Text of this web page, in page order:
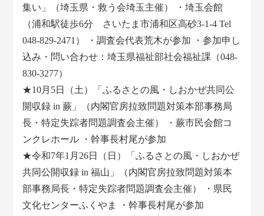
集い」（埼玉県・救う会埼玉主催） ・埼玉会館
（浦和駅徒歩6分 さいたま市浦和区高砂3-1-4 Tel
048-829-2471） ・調査会代表荒木が参加 ・参加申し
込み・問い合わせ：埼玉県福祉部社会福祉課（048-
830-3277）
★10月5日（土）「ふるさとの風・しおかぜ共同公
開収録 in 蕨」（内閣官房拉致問題対策本部事務局
長・特定失踪者問題調査会主催） ・蕨市民会館コ
ンクレホール ・幹事長村尾が参加
★令和7年1月26日（日）「ふるさとの風・しおかぜ
共同公開収録 in 福山」（内閣官房拉致問題対策本
部事務局長・特定失踪者問題調査会主催） ・県民
文化センターふくやま ・幹事長村尾が参加